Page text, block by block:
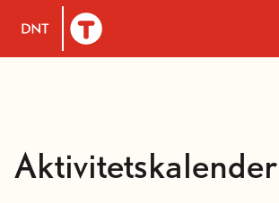
Til DNT.no forside
Aktivitetskalender